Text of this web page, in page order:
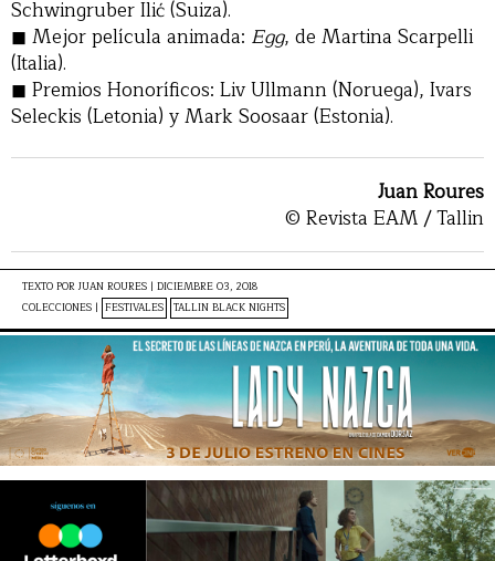
Schwingruber Ilić (Suiza).
Mejor película animada: Egg, de Martina Scarpelli
(Italia).
Premios Honoríficos: Liv Ullmann (Noruega), Ivars
Seleckis (Letonia) y Mark Soosaar (Estonia).
Juan Roures
© Revista EAM / Tallin
TEXTO POR JUAN ROURES | DICIEMBRE 03, 2018
COLECCIONES | FESTIVALES TALLIN BLACK NIGHTS